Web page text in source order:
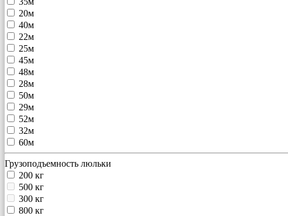
20м
40м
22м
25м
45м
48м
28м
50м
29м
52м
32м
60м
Грузоподъемность люльки
200 кг
500 кг
300 кг
800 кг